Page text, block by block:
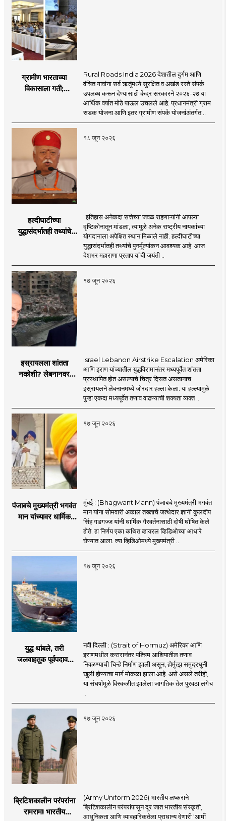
ग्रामीण भारताच्या
विकासाला गती;
लक्ष्य!
Rural Roads India 2026 देशातील दुर्गम आणि
वंचित गावांना सर्व ऋतूंमध्ये सुरक्षित व अखंड रस्ते संपर्क
उपलब्ध करून देण्यासाठी केंद्र सरकारने २०२६-२७ या
आर्थिक वर्षात मोठे पाऊल उचलले आहे. प्रधानमंत्री ग्राम
सडक योजना आणि इतर ग्रामीण संपर्क योजनांअंतर्गत ..
१८ जून २०२६
हल्दीघाटीच्या
युद्धासंदर्भातही तथ्यांचे
मोहनजी भागवत
"इतिहास अनेकदा सत्तेच्या जवळ राहणाऱ्यांनी आपल्या
दृष्टिकोनातून मांडला, त्यामुळे अनेक राष्ट्रीय नायकांच्या
योगदानाला अपेक्षित स्थान मिळाले नाही. हल्दीघाटीच्या
युद्धासंदर्भातही तथ्यांचे पुनर्मूल्यांकन आवश्यक आहे. आज
देशभर महाराणा प्रताप यांची जयंती ..
१७ जून २०२६
इस्रायलला शांतता
नकोशी? लेबनानवर
इराण-अमेरिकेत आरोप-
प्रत्यारोप
Israel Lebanon Airstrike Escalation अमेरिका
आणि इराण यांच्यातील युद्धविरामानंतर मध्यपूर्वेत शांतता
प्रस्थापित होत असल्याचे चित्र दिसत असतानाच
इस्रायलने लेबनानमध्ये जोरदार हल्ला केला. या हल्ल्यामुळे
पुन्हा एकदा मध्यपूर्वेत तणाव वाढण्याची शक्यता व्यक्त ..
१७ जून २०२६
पंजाबचे मुख्यमंत्री भगवंत
मान यांच्यावर धार्मिक
खळबळ
मुंबई : (Bhagwant Mann) पंजाबचे मुख्यमंत्री भगवंत
मान यांना सोमवारी अकाल तख्ताचे जत्थेदार ज्ञानी कुलदीप
सिंह गडगज्ज यांनी धार्मिक गैरवर्तनासाठी दोषी घोषित केले
होते. हा निर्णय एका कथित व्हायरल व्हिडिओच्या आधारे
घेण्यात आला. त्या व्हिडिओमध्ये मुख्यमंत्री ..
१७ जून २०२६
युद्ध थांबले, तरी
जलवाहतुक पूर्वपदावर
चिंता.
नवी दिल्ली : (Strait of Hormuz) अमेरिका आणि
इराणमधील करारानंतर पश्चिम आशियातील तणाव
निवळण्याची चिन्हे निर्माण झाली असून, होर्मुत्झ समुद्रधुनी
खुली होण्याचा मार्ग मोकळा झाला आहे. असे असले तरीही,
या संघर्षामुळे विस्कळीत झालेला जागतिक तेल पुरवठा लगेच
१७ जून २०२६
ब्रिटिशकालीन परंपरांना
रामराम! भारतीय
(Army Uniform 2026) भारतीय लष्कराने
ब्रिटिशकालीन परंपरांपासून दूर जात भारतीय संस्कृती,
आधुनिकता आणि व्यावहारिकतेला प्राधान्य देणारी ‘आर्मी